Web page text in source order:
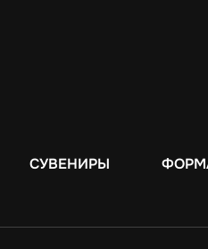
СУВЕНИРЫ